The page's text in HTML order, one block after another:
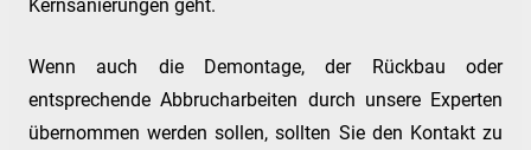
Kernsanierungen geht.
Wenn auch die Demontage, der Rückbau oder
entsprechende Abbrucharbeiten durch unsere Experten
übernommen werden sollen, sollten Sie den Kontakt zu